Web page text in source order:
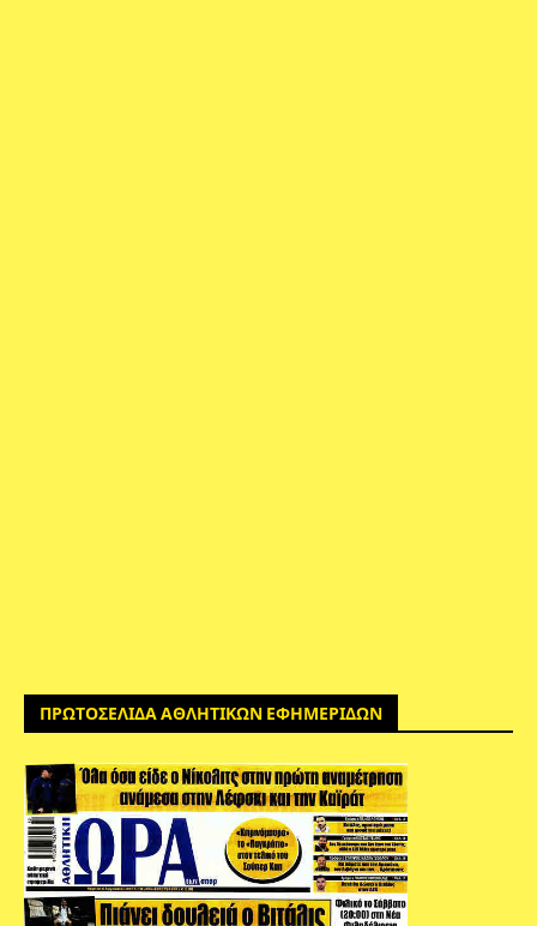
ΠΡΩΤΟΣΕΛΙΔΑ ΑΘΛΗΤΙΚΩΝ ΕΦΗΜΕΡΙΔΩΝ